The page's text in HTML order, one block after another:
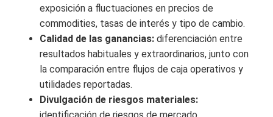
exposición a fluctuaciones en precios de
commodities, tasas de interés y tipo de cambio.
Calidad de las ganancias: diferenciación entre
resultados habituales y extraordinarios, junto con
la comparación entre flujos de caja operativos y
utilidades reportadas.
Divulgación de riesgos materiales: